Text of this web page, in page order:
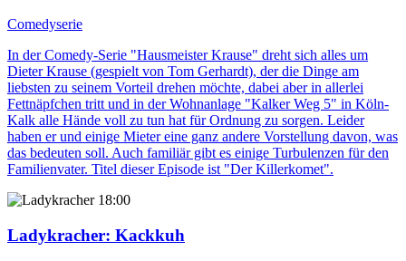
Comedyserie
In der Comedy-Serie "Hausmeister Krause" dreht sich alles um
Dieter Krause (gespielt von Tom Gerhardt), der die Dinge am
liebsten zu seinem Vorteil drehen möchte, dabei aber in allerlei
Fettnäpfchen tritt und in der Wohnanlage "Kalker Weg 5" in Köln-
Kalk alle Hände voll zu tun hat für Ordnung zu sorgen. Leider
haben er und einige Mieter eine ganz andere Vorstellung davon, was
das bedeuten soll. Auch familiär gibt es einige Turbulenzen für den
Familienvater. Titel dieser Episode ist "Der Killerkomet".
18:00
Ladykracher: Kackkuh